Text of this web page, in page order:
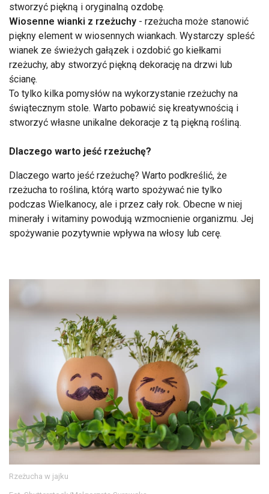
stworzyć piękną i oryginalną ozdobę.
Wiosenne wianki z rzeżuchy - rzeżucha może stanowić
piękny element w wiosennych wiankach. Wystarczy spleść
wianek ze świeżych gałązek i ozdobić go kiełkami
rzeżuchy, aby stworzyć piękną dekorację na drzwi lub
ścianę.
To tylko kilka pomysłów na wykorzystanie rzeżuchy na
świątecznym stole. Warto pobawić się kreatywnością i
stworzyć własne unikalne dekoracje z tą piękną rośliną.
Dlaczego warto jeść rzeżuchę?
Dlaczego warto jeść rzeżuchę? Warto podkreślić, że
rzeżucha to roślina, którą warto spożywać nie tylko
podczas Wielkanocy, ale i przez cały rok. Obecne w niej
minerały i witaminy powodują wzmocnienie organizmu. Jej
spożywanie pozytywnie wpływa na włosy lub cerę.
Rzeżucha w jajku